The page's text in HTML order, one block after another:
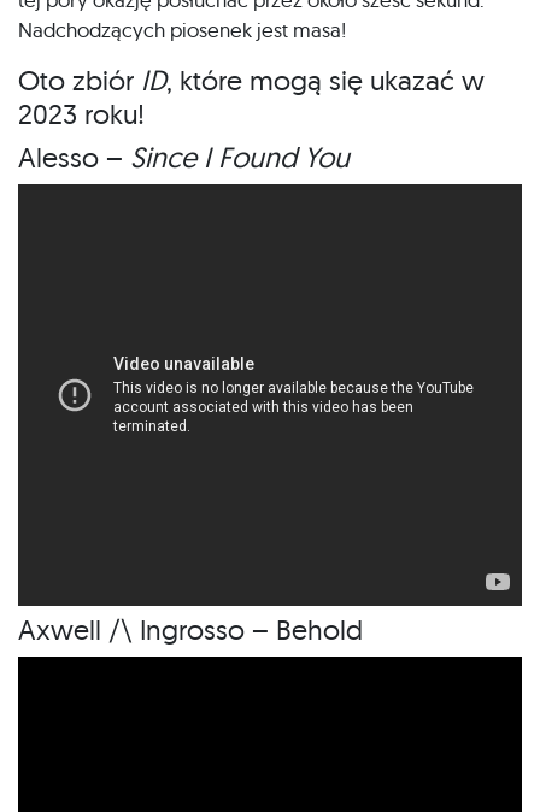
Nadchodzących piosenek jest masa!
Oto zbiór ID, które mogą się ukazać w
2023 roku!
Alesso – Since I Found You
Axwell /\ Ingrosso – Behold